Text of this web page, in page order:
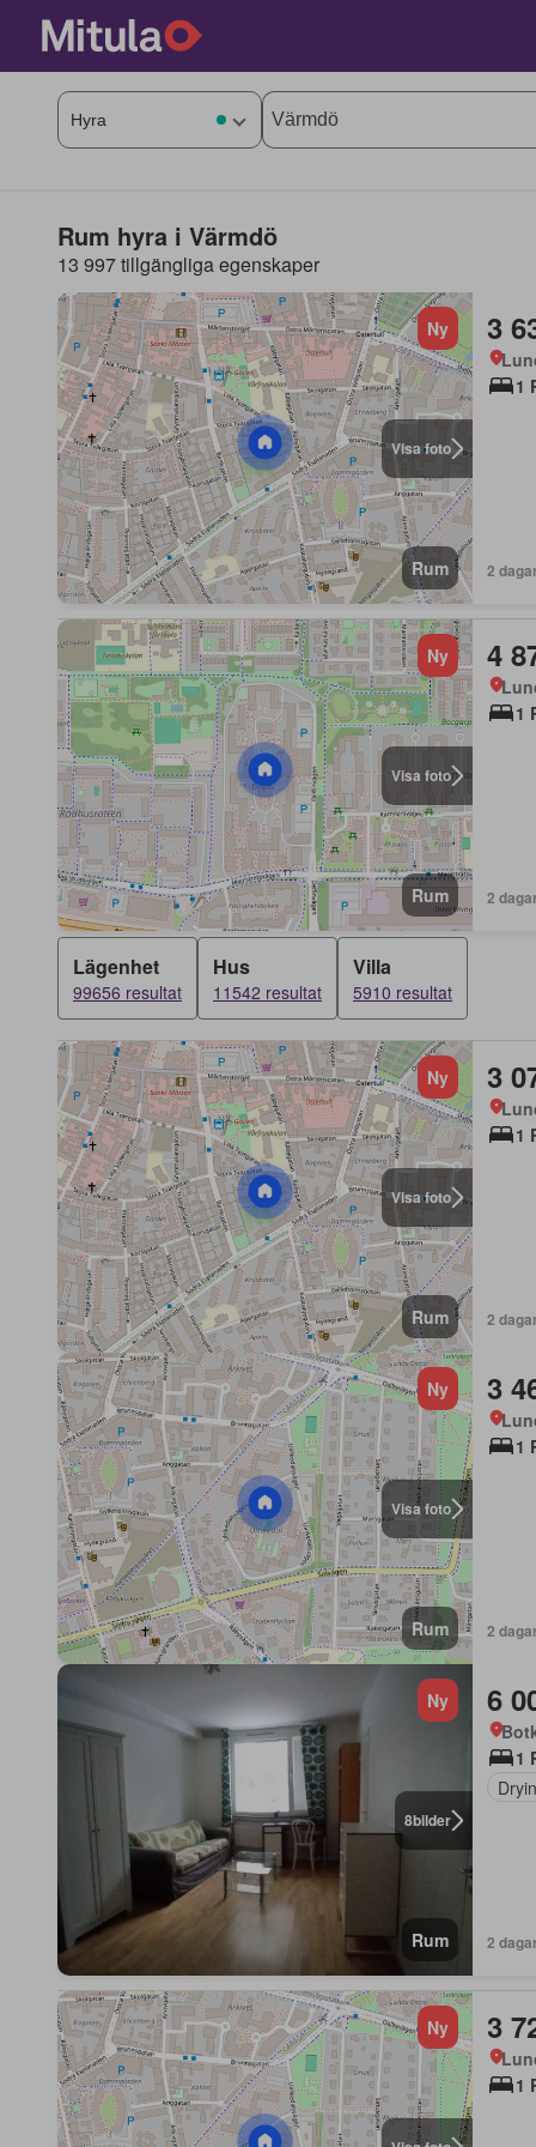
Rum hyra i Värmdö
13 997 tillgängliga egenskaper
Visa foto
Ny
Rum
3
1
2
Visa foto
Ny
Rum
4
1
2
Lägenhet
99656 resultat
Hus
11542 resultat
Villa
5910 resultat
Visa foto
Ny
Rum
3
1
2
Visa foto
Ny
Rum
3
1
2
8bilder
Ny
Rum
6
1
2
Ny 3
1